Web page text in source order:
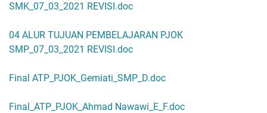
SMK_07_03_2021 REVISI.doc
04 ALUR TUJUAN PEMBELAJARAN PJOK
SMP_07_03_2021 REVISI.doc
Final ATP_PJOK_Gemiati_SMP_D.doc
Final_ATP_PJOK_Ahmad Nawawi_E_F.doc